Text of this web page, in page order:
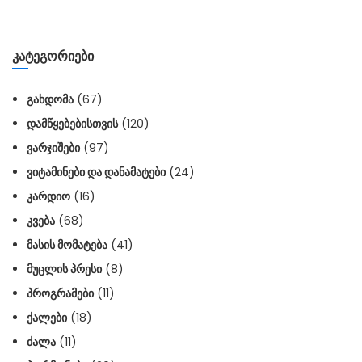
ᲙᲐᲢᲔᲒᲝᲠᲘᲔᲑᲘ
ᲒᲐᲮᲓᲝᲛᲐ (67)
ᲓᲐᲛᲬᲧᲔᲑᲔᲑᲘᲡᲗᲕᲘᲡ(120)
ᲕᲐᲠᲯᲘᲨᲔᲑᲘ (97)
ᲕᲘᲢᲐᲛᲘᲜᲔᲑᲘ ᲓᲐ ᲓᲐᲜᲐᲛᲐᲢᲔᲑᲘ (24)
ᲙᲐᲠᲓᲘᲝ (16)
ᲙᲕᲔᲑᲐ (68)
ᲛᲐᲡᲘᲡ ᲛᲝᲛᲐᲢᲔᲑᲐ (41)
ᲛᲣᲪᲚᲘᲡ ᲞᲠᲔᲡᲘ (8)
ᲞᲠᲝᲒᲠᲐᲛᲔᲑᲘ (11)
ᲥᲐᲚᲔᲑᲘ (18)
ᲫᲐᲚᲐ (11)